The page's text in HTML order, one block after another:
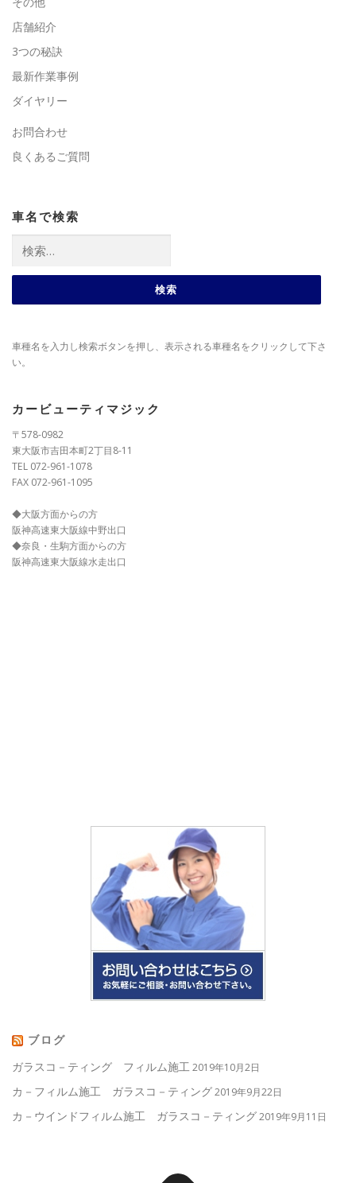
店舗紹介
3つの秘訣
最新作業事例
ダイヤリー
お問合わせ
良くあるご質問
車名で検索
索:
車種名を入力し検索ボタンを押し、表示される車種名をクリックして下さ
い。
カービューティマジック
〒578-0982
東大阪市吉田本町2丁目8-11
TEL 072-961-1078
FAX 072-961-1095
◆大阪方面からの方
阪神高速東大阪線中野出口
◆奈良・生駒方面からの方
阪神高速東大阪線水走出口
ブログ
ガラスコ－ティング フィルム施工2019年10月2日
カ－フィルム施工 ガラスコ－ティング2019年9月22日
カ－ウインドフィルム施工 ガラスコ－ティング2019年9月11日